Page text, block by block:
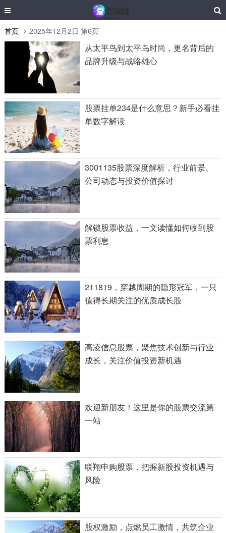
首页 2025年12月2日 第6页
从太平鸟到太平鸟时尚，更名背后的
品牌升级与战略雄心
股票挂单234是什么意思？新手必看挂
单数字解读
3001135股票深度解析，行业前景、
公司动态与投资价值探讨
解锁股票收益，一文读懂如何收到股
票利息
211819，穿越周期的隐形冠军，一只
值得长期关注的优质成长股
高凌信息股票，聚焦技术创新与行业
成长，关注价值投资新机遇
欢迎新朋友！这里是你的股票交流第
一站
联翔申购股票，把握新股投资机遇与
风险
股权激励，点燃员工激情，共筑企业